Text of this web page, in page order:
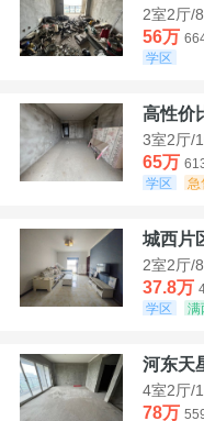
2室2厅/
56万
学区
高性价
3室2厅/
65万
学区
急
城西片
2室2厅/
37.8万
学区
满
河东天
4室2厅/
78万